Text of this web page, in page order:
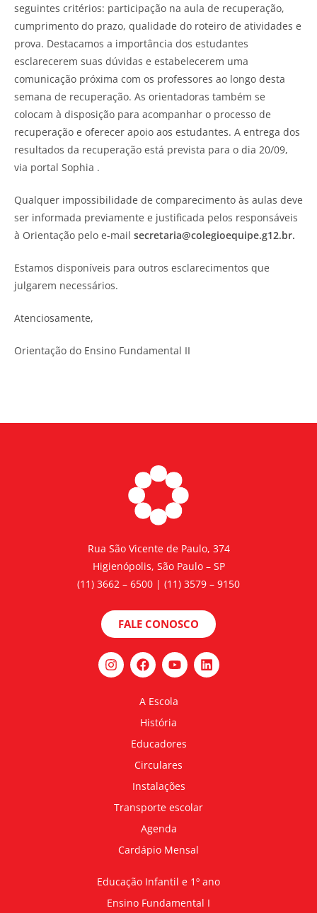
seguintes critérios: participação na aula de recuperação,
cumprimento do prazo, qualidade do roteiro de atividades e
prova. Destacamos a importância dos estudantes
esclarecerem suas dúvidas e estabelecerem uma
comunicação próxima com os professores ao longo desta
semana de recuperação. As orientadoras também se
colocam à disposição para acompanhar o processo de
recuperação e oferecer apoio aos estudantes. A entrega dos
resultados da recuperação está prevista para o dia 20/09,
via portal Sophia .
Qualquer impossibilidade de comparecimento às aulas deve
ser informada previamente e justificada pelos responsáveis
à Orientação pelo e-mail secretaria@colegioequipe.g12.br.
Estamos disponíveis para outros esclarecimentos que
julgarem necessários.
Atenciosamente,
Orientação do Ensino Fundamental II
Rua São Vicente de Paulo, 374
Higienópolis, São Paulo – SP
(11) 3662 – 6500 | (11) 3579 – 9150
FALE CONOSCO
A Escola
História
Educadores
Circulares
Instalações
Transporte escolar
Agenda
Cardápio Mensal
Educação Infantil e 1º ano
Ensino Fundamental I